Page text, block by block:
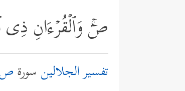
صۤۚ وَٱلۡقُرۡءَانِ ذِی
تفسير الجلالين سورةص